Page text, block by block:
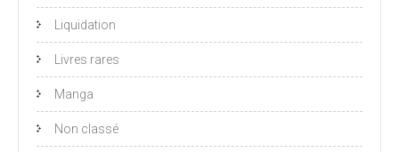
Liquidation
Livres rares
Manga
Non classé